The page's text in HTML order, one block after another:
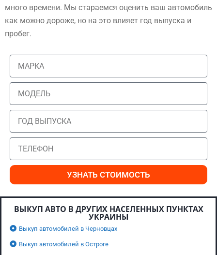
много времени. Мы стараемся оценить ваш автомобиль
как можно дороже, но на это влияет год выпуска и
пробег.
УЗНАТЬ СТОИМОСТЬ
ВЫКУП АВТО В ДРУГИХ НАСЕЛЕННЫХ ПУНКТАХ
УКРАИНЫ
Выкуп автомобилей в Черновцах
Выкуп автомобилей в Остроге